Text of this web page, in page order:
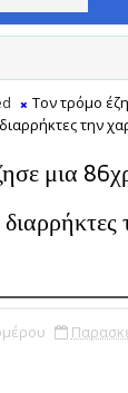
Τον τρόμο
την
μια